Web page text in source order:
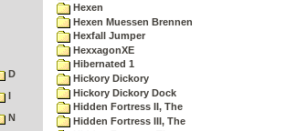
D
I
N
Hexen
Hexen Muessen Brennen
Hexfall Jumper
HexxagonXE
Hibernated 1
Hickory Dickory
Hickory Dickory Dock
Hidden Fortress II, The
Hidden Fortress III, The